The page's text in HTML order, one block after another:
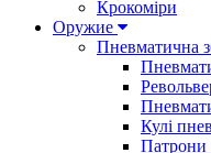
Крокоміри
Оружие
Пневматична
Кулі
Патрони